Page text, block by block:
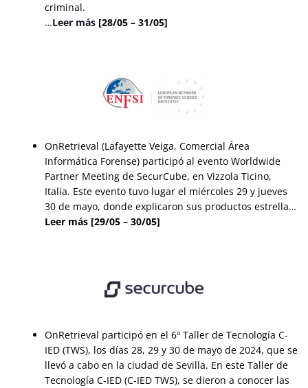
criminal.
…Leer más [28/05 – 31/05]
OnRetrieval (Lafayette Veiga, Comercial Área
Informática Forense) participó al evento Worldwide
Partner Meeting de SecurCube, en Vizzola Ticino,
Italia. Este evento tuvo lugar el miércoles 29 y jueves
30 de mayo, donde explicaron sus productos estrella…
Leer más [29/05 – 30/05]
OnRetrieval participó en el 6º Taller de Tecnología C-
IED (TWS), los días 28, 29 y 30 de mayo de 2024, que se
llevó a cabo en la ciudad de Sevilla. En este Taller de
Tecnología C-IED (C-IED TWS), se dieron a conocer las